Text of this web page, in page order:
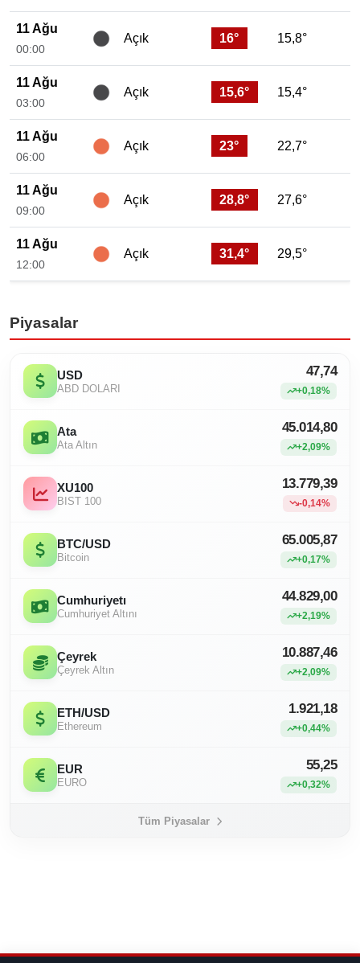
11 Ağu
00:00
Açık 16° 15,8°
11 Ağu
03:00
Açık 15,6° 15,4°
11 Ağu
06:00
Açık 23° 22,7°
11 Ağu
09:00
Açık 28,8° 27,6°
11 Ağu
12:00
Açık 31,4° 29,5°
Piyasalar
USD
ABD DOLARI
47,74
+0,18%
Ata
Ata Altın
45.014,80
+2,09%
XU100
BIST 100
13.779,39
-0,14%
BTC/USD
Bitcoin
65.005,87
+0,17%
Cumhuriyetı
Cumhuriyet Altını
44.829,00
+2,19%
Çeyrek
Çeyrek Altın
10.887,46
+2,09%
ETH/USD
Ethereum
1.921,18
+0,44%
EUR
EURO
55,25
+0,32%
Tüm Piyasalar